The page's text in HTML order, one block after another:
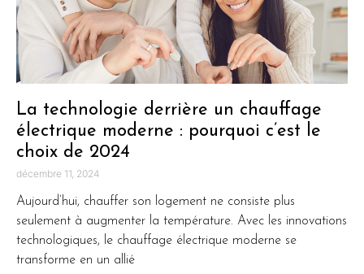
La technologie derrière un chauffage
électrique moderne : pourquoi c’est le
choix de 2024
décembre 11, 2024
Aujourd’hui, chauffer son logement ne consiste plus
seulement à augmenter la température. Avec les innovations
technologiques, le chauffage électrique moderne se
transforme en un allié